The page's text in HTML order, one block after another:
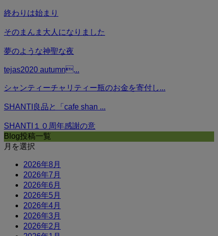
終わりは始まり
そのまんま大人になりました
夢のような神聖な夜
tejas2020 autumn...
シャンティーチャリティー瓶のお金を寄付し...
SHANTI良品と「cafe shan ...
SHANTI１０周年感謝の意
Blog投稿一覧
月を選択
2026年8月
2026年7月
2026年6月
2026年5月
2026年4月
2026年3月
2026年2月